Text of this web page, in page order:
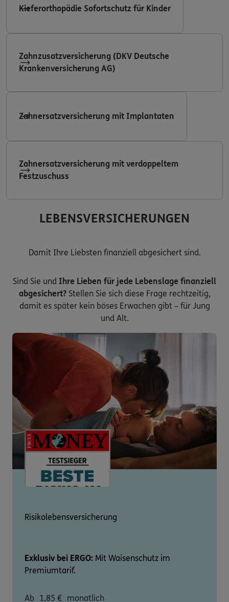
Kieferorthopädie Sofortschutz für Kinder
Zahnzusatzversicherung (DKV Deutsche
Krankenversicherung AG)
Zahnersatzversicherung mit Implantaten
Zahnersatzversicherung mit verdoppeltem
Festzuschuss
LEBENSVERSICHERUNGEN
Damit Ihre Liebsten finanziell abgesichert sind.
Sind Sie und Ihre Lieben für jede Lebenslage finanziell
abgesichert?Stellen Sie sich diese Frage rechtzeitig,
damit es später kein böses Erwachen gibt – für Jung
und Alt.
Risikolebensversicherung
Exklusiv bei ERGO: Mit Waisenschutz im
Premiumtarif.
Ab 1,85 € monatlich